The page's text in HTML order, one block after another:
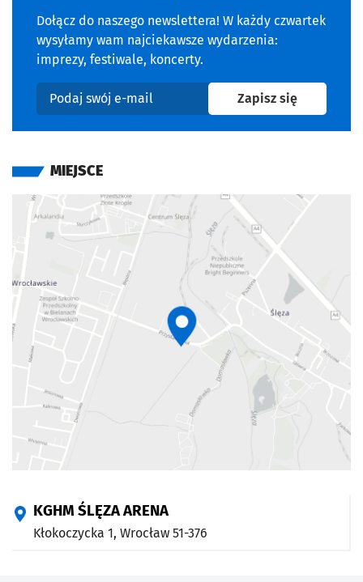
Dołącz do naszego newslettera! W każdy czwartek
wysyłamy wam najciekawsze wydarzenia:
imprezy, festiwale, koncerty.
Podaj swój e-mail
Zapisz sięna
MIEJSCE
KGHM ŚLĘZA ARENA
Kłokoczycka 1, Wrocław 51-376